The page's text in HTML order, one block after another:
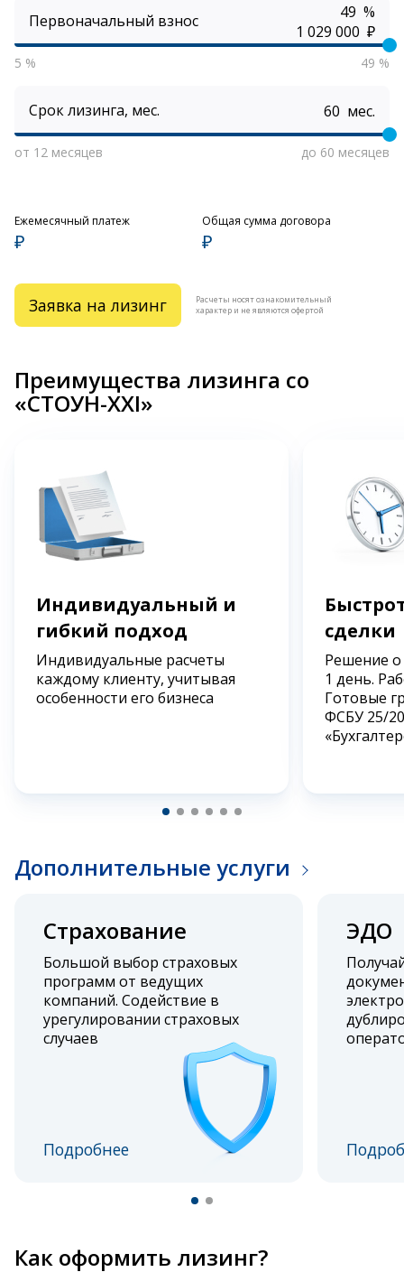
Первоначальный взнос
%
₽
5 % 49 %
Срок лизинга, мес. мес.
от 12 месяцев до 60 месяцев
Ежемесячный платеж
₽
Общая сумма договора
₽
Заявка на лизинг
Расчеты носят ознакомительный
характер и не являются офертой
Преимущества лизинга со
«СТОУН-XXI»
Индивидуальный и
гибкий подход
Индивидуальные расчеты
каждому клиенту, учитывая
особенности его бизнеса
сделки
Решение
1 день.
Готовые
ФСБУ 25/
Дополнительные услуги
Страхование
Большой выбор страховых
программ от ведущих
компаний. Содействие в
урегулировании страховых
случаев
Подробнее
ЭДО
Как оформить лизинг?